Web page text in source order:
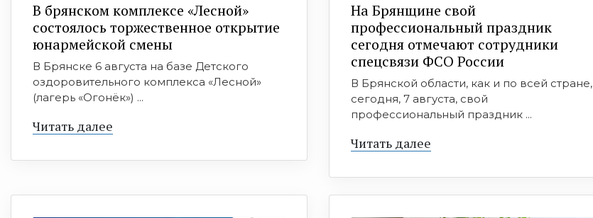
В брянском комплексе «Лесной»
состоялось торжественное открытие
юнармейской смены
В Брянске 6 августа на базе Детского
оздоровительного комплекса «Лесной»
(лагерь «Огонёк») ...
Читать далее
На Брянщине свой
профессиональный праздник
сегодня отмечают сотрудники
спецсвязи ФСО России
В Брянской области, как и по всей стране,
сегодня, 7 августа, свой
профессиональный праздник ...
Читать далее